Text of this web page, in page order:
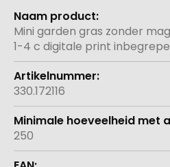
Meer
informatie
Mini garden gras zonder
1-4 c digitale print
330.172116
250